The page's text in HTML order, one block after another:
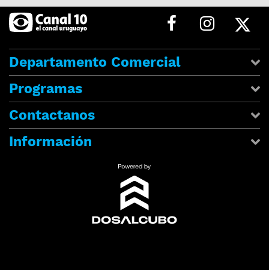
Departamento Comercial
Programas
Contactanos
Información